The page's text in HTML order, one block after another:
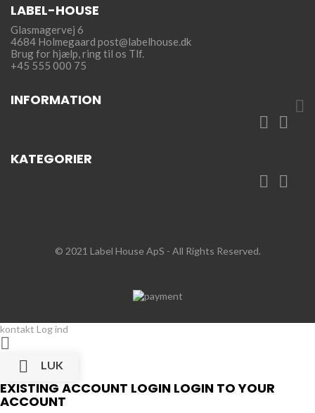
LABEL-HOUSE
Glasmagervej 6
4684 Holmegaard post@labelhouse.dk
Brug for hjælp,ring til os Tlf.
+45 555 000 75
INFORMATION
 
KATEGORIER
 
© 2021 Label House ApS - All Rights Reserved.
kontakt Log ind



LUK
EXISTING ACCOUNT LOGIN LOGIN TO YOUR
ACCOUNT